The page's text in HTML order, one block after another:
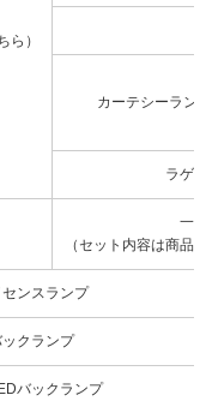
ら）
カーテシーラン
ラゲ
一
（セット内容は商品
センスランプ
クランプ
バックランプ